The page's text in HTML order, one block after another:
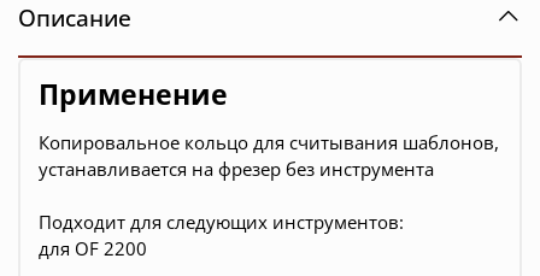
Описание
Применение
Копировальное кольцо для считывания шаблонов,
устанавливается на фрезер без инструмента
Подходит для следующих инструментов:
для OF 2200